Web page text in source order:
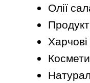
Олії